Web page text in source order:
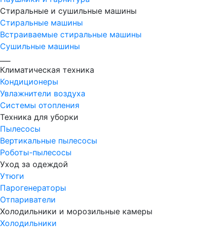
Стиральные и сушильные машины
Стиральные машины
Встраиваемые стиральные машины
Сушильные машины
Климатическая техника
Кондиционеры
Увлажнители воздуха
Системы отопления
Техника для уборки
Пылесосы
Вертикальные пылесосы
Роботы-пылесосы
Уход за одеждой
Утюги
Парогенераторы
Отпариватели
Холодильники и морозильные камеры
Холодильники